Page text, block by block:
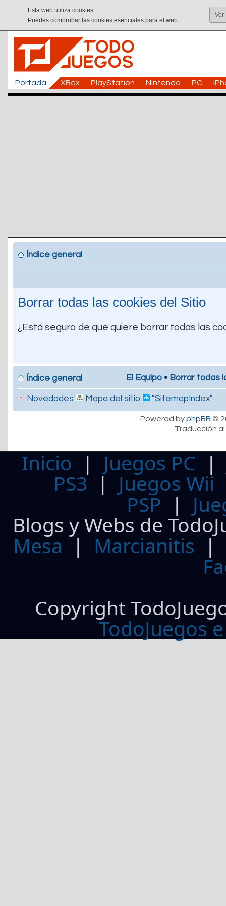
Esta web utiliza cookies.
Puedes comprobar las cookies esenciales para el web.
Ver
Portada XBox PlayStation Nintendo PC
Índice general
Borrar todas las cookies del Sitio
¿Está seguro de que quiere borrar todas las
Índice general El Equipo • Borrar todas
Novedades Mapa del sitio "SitemapIndex"
Powered byphpBB ©
Traducción
Inicio | Juegos PC
PS3| Juegos Wii
PSP |
Blogs y Webs de
Mesa | Marcianitis |
Copyright
TodoJuegos